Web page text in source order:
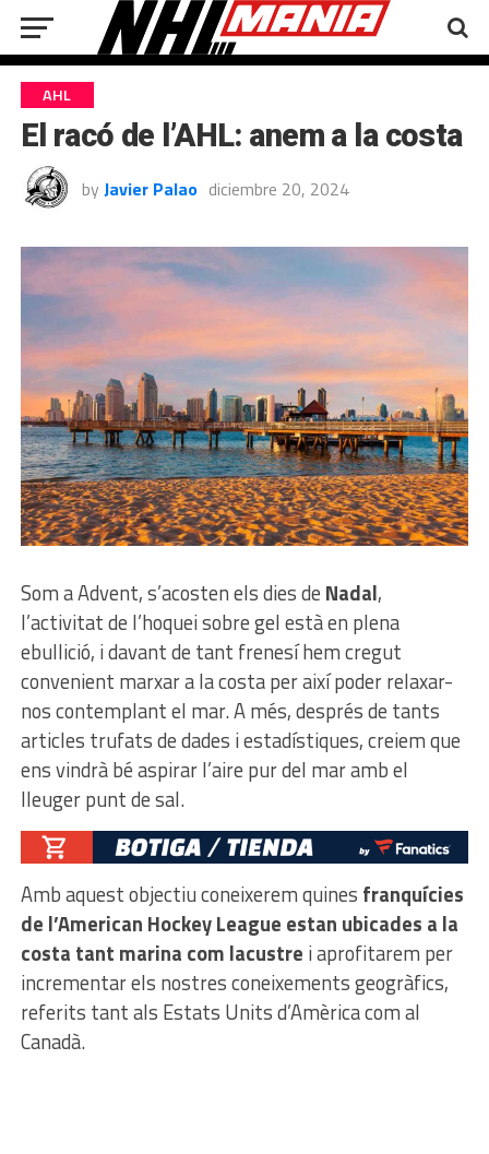
AHL
El racó de l’AHL: anem a la costa
by Javier Palao diciembre 20, 2024
Som a Advent, s’acosten els dies de Nadal,
l’activitat de l’hoquei sobre gel està en plena
ebullició, i davant de tant frenesí hem cregut
convenient marxar a la costa per així poder relaxar-
nos contemplant el mar. A més, després de tants
articles trufats de dades i estadístiques, creiem que
ens vindrà bé aspirar l’aire pur del mar amb el
lleuger punt de sal.
Amb aquest objectiu coneixerem quines franquícies
de l’American Hockey League estan ubicades a la
costa tant marina com lacustre i aprofitarem per
incrementar els nostres coneixements geogràfics,
referits tant als Estats Units d’Amèrica com al
Canadà.